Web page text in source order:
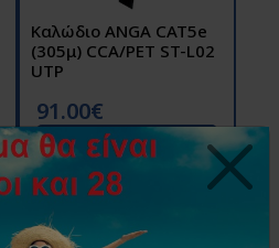
Καλώδιο ANGA CAT5e
(305μ) CCA/PET ST-L02
UTP
91.00€
Αγορά